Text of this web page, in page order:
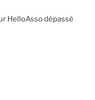
HelloAsso dépassé